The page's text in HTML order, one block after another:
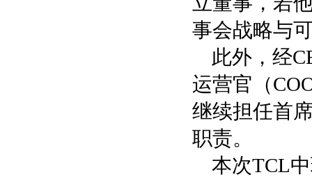
事会战略与
此外，经
运营官（
继续担任首
职责。
本次TCL